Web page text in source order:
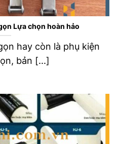
Lựa chọn hoàn hảo
hay còn là phụ kiện
bản [...]